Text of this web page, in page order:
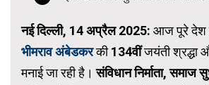
नई दिल्ली, 14 अप्रैल 2025: आज पूरे देश
भीमराव अंबेडकरकी134वींजयंती श्रद्धा
मनाई जा रही है।संविधान निर्माता, समाज